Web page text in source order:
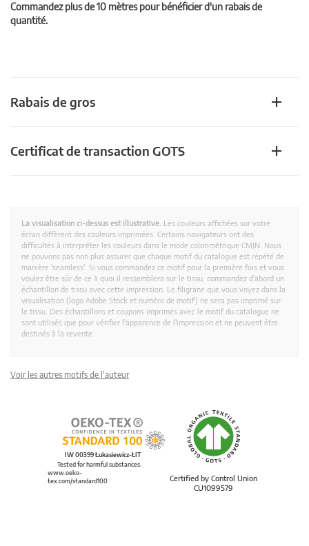
Commandez plus de 10 mètres pour bénéficier d'un rabais de
quantité.
Rabais de gros
Certificat de transaction GOTS
La visualisation ci-dessus est illustrative. Les couleurs affichées sur votre
écran diffèrent des couleurs imprimées. Certains navigateurs ont des
difficultés à interpréter les couleurs dans le mode colorimétrique CMJN. Nous
ne pouvons pas non plus assurer que chaque motif du catalogue est répété de
manière 'seamless'. Si vous commandez ce motif pour la première fois et vous
voulez être sûr de ce à quoi il ressemblera sur le tissu, commandez d'abord un
échantillon de tissu avec cette impression. Le filigrane que vous voyez dans la
visualisation (logo Adobe Stock et numéro de motif) ne sera pas imprimé sur
le tissu. Des échantillons et coupons imprimés avec le motif du catalogue ne
sont utilisés que pour vérifier l'apparence de l'impression et ne peuvent être
destinés à la revente.
Voir les autres motifs de l'auteur
Certified by Control Union
CU1099579
IW 00399 Łukasiewicz-ŁIT
Tested for harmful substances.
www.oeko-
tex.com/standard100